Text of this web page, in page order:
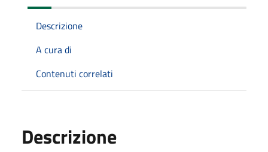
Descrizione
A cura di
Contenuti correlati
Descrizione